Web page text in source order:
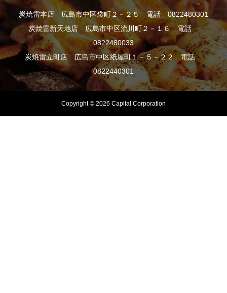
炭焼雷本店 広島市中区袋町２－２５ 電話 0822480301
炭焼雷新天地店 広島市中区流川町２－１６ 電話
0822480033
炭焼雷立町店 広島市中区紙屋町１－５－２２ 電話
0822440301
Copyright © 2026 Capital Corporation